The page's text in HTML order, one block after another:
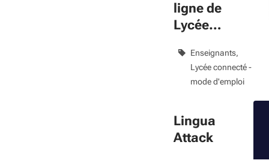
ligne de
Lycée
Enseignants
Lycée connecté -
mode d'emploi
Lingua
Attack